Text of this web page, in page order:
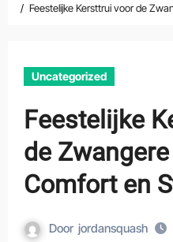
Feestelijke Kersttrui voor de
Uncategorized
Feestelijke
de
Comfort en
Door jordansquash